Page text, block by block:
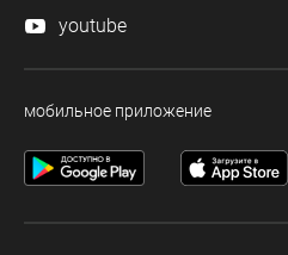
youtube
мобильное приложение